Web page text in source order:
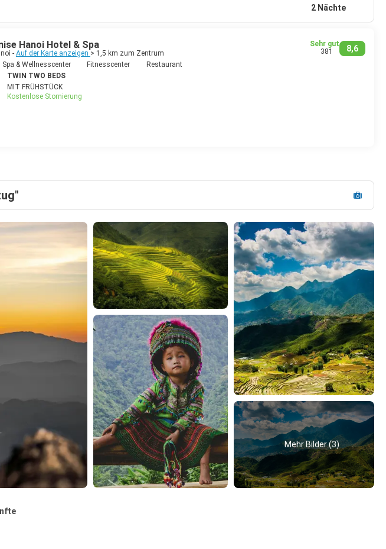
2 Nächte
Hanoi Hotel & Spa
- Auf der Karte anzeigen > 1,5 km zum Zentrum
8,6
Sehr gut
381
Spa & Wellnesscenter
Fitnesscenter
Restaurant
TWIN TWO BEDS
MIT FRÜHSTÜCK
Kostenlose Stornierung
Mehr Bilder (3)